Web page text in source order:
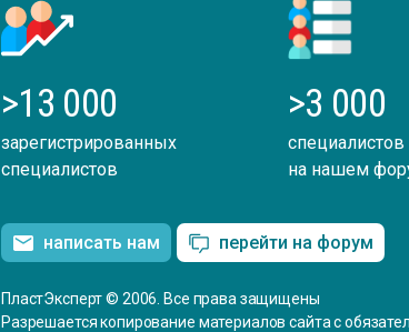
>13 000
зарегистрированных
специалистов
>3 000
на нашем
написать нам перейти на форум
ПластЭксперт © 2006. Все права защищены
Разрешается копирование материалов сайта с